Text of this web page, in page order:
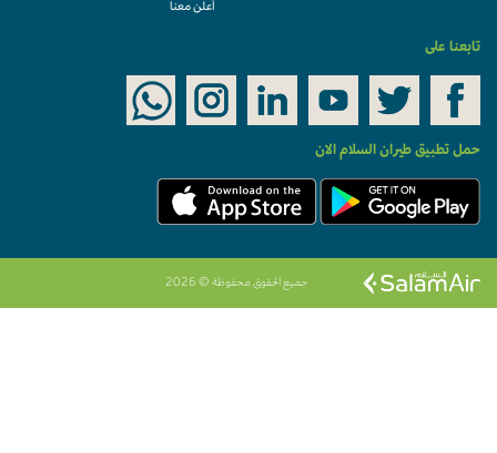
أعلن معنا
تابعنا على
حمل تطبيق طيران السلام الان
جميع الحقوق محفوظة © 2026